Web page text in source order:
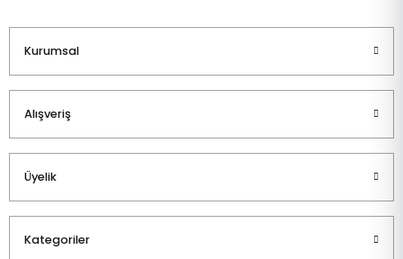
Kurumsal
Alışveriş
Üyelik
Kategoriler